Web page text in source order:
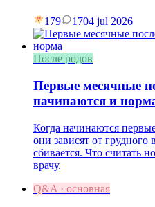
179 1704 jul 2026
После родов
Первые месячные
начинаются и
Когда начинаются
они зависят от
сбивается. Что считать
врачу.
Q&A · основная